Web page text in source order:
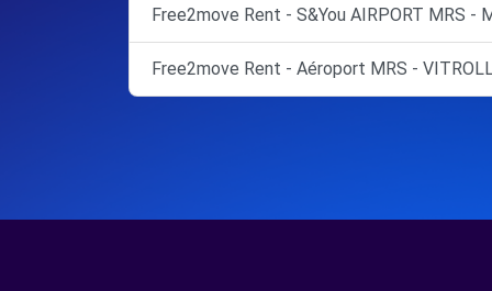
Free2move Rent - S&You AIRPORT MRS -
Free2move Rent - Aéroport MRS -